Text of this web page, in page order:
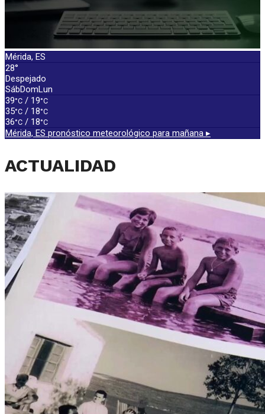
Mérida, ES
28°
Despejado
SábDomLun
39°C / 19°C
35°C / 18°C
36°C / 18°C
Mérida, ES pronóstico meteorológico para mañana ▸
ACTUALIDAD